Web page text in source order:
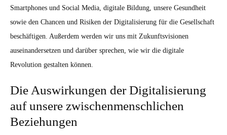
Smartphones und Social Media, digitale Bildung, unsere Gesundheit
sowie den Chancen und Risiken der Digitalisierung für die Gesellschaft
beschäftigen. Außerdem werden wir uns mit Zukunftsvisionen
auseinandersetzen und darüber sprechen, wie wir die digitale
Revolution gestalten können.
Die Auswirkungen der Digitalisierung
auf unsere zwischenmenschlichen
Beziehungen